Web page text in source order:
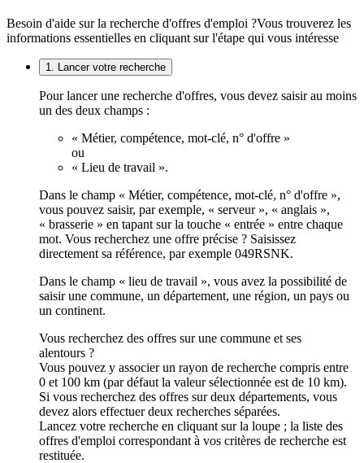
Besoin d'aide sur la recherche d'offres d'emploi ?Vous trouverez les
informations essentielles en cliquant sur l'étape qui vous intéresse
1. Lancer votre recherche
Pour lancer une recherche d'offres, vous devez saisir au moins
un des deux champs :
« Métier, compétence, mot-clé, n° d'offre »
ou
« Lieu de travail ».
Dans le champ « Métier, compétence, mot-clé, n° d'offre »,
vous pouvez saisir, par exemple, « serveur », « anglais »,
« brasserie » en tapant sur la touche « entrée » entre chaque
mot. Vous recherchez une offre précise ? Saisissez
directement sa référence, par exemple 049RSNK.
Dans le champ « lieu de travail », vous avez la possibilité de
saisir une commune, un département, une région, un pays ou
un continent.
Vous recherchez des offres sur une commune et ses
alentours ?
Vous pouvez y associer un rayon de recherche compris entre
0 et 100 km (par défaut la valeur sélectionnée est de 10 km).
Si vous recherchez des offres sur deux départements, vous
devez alors effectuer deux recherches séparées.
Lancez votre recherche en cliquant sur la loupe ; la liste des
offres d'emploi correspondant à vos critères de recherche est
restituée.